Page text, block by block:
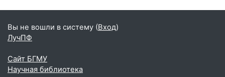
Вы не вошли в систему (Вход)
ЛучПФ
Сайт БГМУ
Научная библиотека